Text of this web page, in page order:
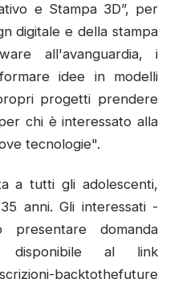
e Stampa 3D”, per
digitale e della stampa
all'avanguardia, i
idee in modelli
progetti prendere
chi è interessato alla
tecnologie".
a tutti gli adolescenti,
anni. Gli interessati -
domanda
disponibile al link
backtothefuture